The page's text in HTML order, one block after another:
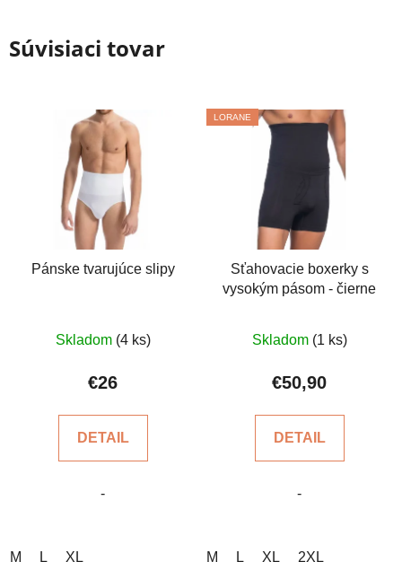
Súvisiaci tovar
Pánske tvarujúce slipy
Skladom (4 ks)
€26
DETAIL
-
M L XL
LORANE
Sťahovacie boxerky s
vysokým pásom - čierne
Skladom (1 ks)
€50,90
DETAIL
-
M L XL 2XL